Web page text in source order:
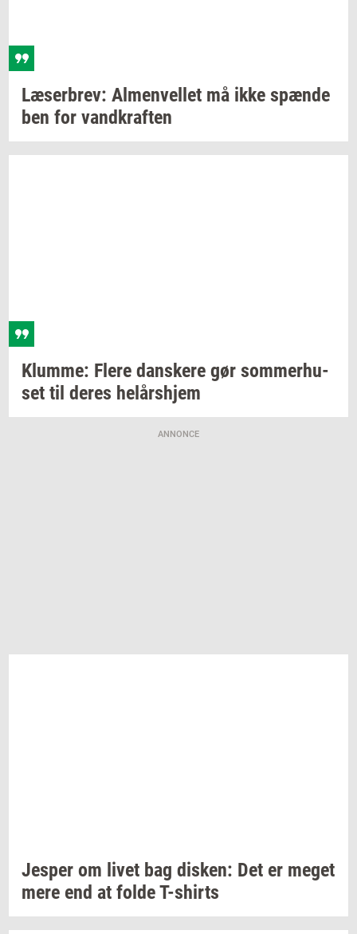
Læ­ser­brev: Al­men­vel­let må ikke spæn­de
ben for vand­kraf­ten
Klum­me: Flere dan­ske­re gør som­mer­hu­
set til deres helårs­hjem
ANNONCE
Jes­per om livet bag di­sken: Det er meget
mere end at foldeT-​shirts